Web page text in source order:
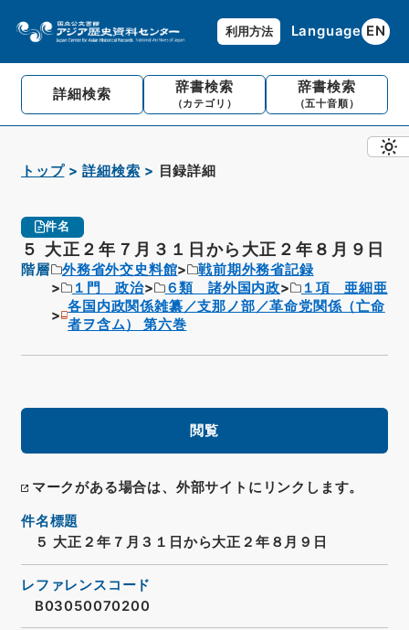
利用方法 Language EN
詳細検索 辞書検索
（カテゴリ）
辞書検索
（五十音順）
トップ 詳細検索 目録詳細
件名
５ 大正２年７月３１日から大正２年８月９日
階層 外務省外交史料館
戦前期外務省記録
１門 政治
６類 諸外国内政
１項 亜細亜
各国内政関係雑纂／支那ノ部／革命党関係（亡命
者ヲ含ム） 第六巻
閲覧
マークがある場合は、外部サイトにリンクします。
件名標題
５ 大正２年７月３１日から大正２年８月９日
レファレンスコード
B03050070200